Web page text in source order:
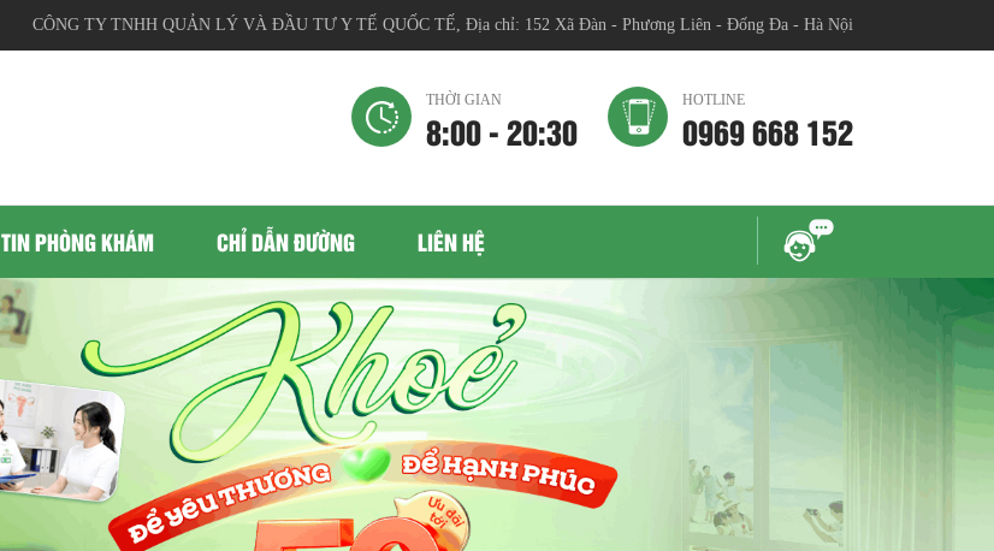
CÔNG TY TNHH QUẢN LÝ VÀ ĐẦU TƯ Y TẾ QUỐC TẾ, Địa chỉ: 152 Xã Đàn - Phương Liên - Đống Đa - Hà Nội
THỜI GIAN
8:00 - 20:30
HOTLINE
0969 668 152
TIN PHÒNG KHÁM CHỈ DẪN ĐƯỜNG LIÊN HỆ